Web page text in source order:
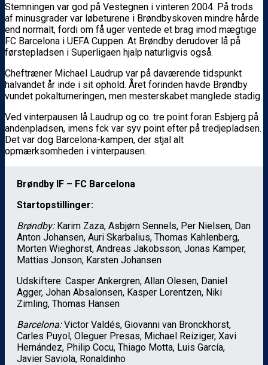
Stemningen var god på Vestegnen i vinteren 2004. På trods
af minusgrader var løbeturene i Brøndbyskoven mindre hårde
end normalt, fordi om få uger ventede et brag imod mægtige
FC Barcelona i UEFA Cuppen. At Brøndby derudover lå på
førstepladsen i Superligaen hjalp naturligvis også.
Cheftræner Michael Laudrup var på daværende tidspunkt
halvandet år inde i sit ophold. Året forinden havde Brøndby
vundet pokalturneringen, men mesterskabet manglede stadig.
Ved vinterpausen lå Laudrup og co. tre point foran Esbjerg på
andenpladsen, imens fck var syv point efter på tredjepladsen.
Det var dog Barcelona-kampen, der stjal alt
opmærksomheden i vinterpausen.
Brøndby IF – FC Barcelona
Startopstillinger:
Brøndby:Karim Zaza, Asbjørn Sennels, Per Nielsen, Dan
Anton Johansen, Auri Skarbalius, Thomas Kahlenberg,
Morten Wieghorst, Andreas Jakobsson, Jonas Kamper,
Mattias Jonson, Karsten Johansen
Udskiftere: Casper Ankergren, Allan Olesen, Daniel
Agger, Johan Absalonsen, Kasper Lorentzen, Niki
Zimling, Thomas Hansen
Barcelona:Victor Valdés, Giovanni van Bronckhorst,
Carles Puyol, Oleguer Presas, Michael Reiziger, Xavi
Hernández, Philip Cocu, Thiago Motta, Luis García,
Javier Saviola, Ronaldinho